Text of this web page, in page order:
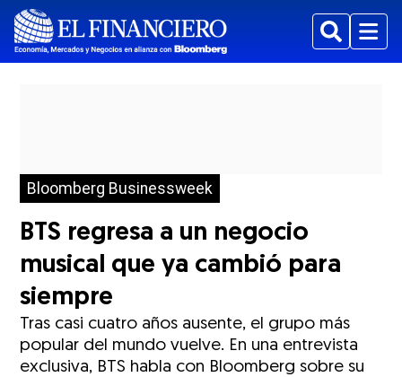
BuscarMenu
Bloomberg Businessweek
BTS regresa a un negocio
musical que ya cambió para
siempre
Tras casi cuatro años ausente, el grupo más
popular del mundo vuelve. En una entrevista
exclusiva, BTS habla con Bloomberg sobre su